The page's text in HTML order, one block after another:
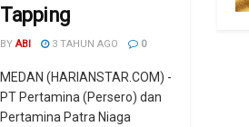
Tapping
BY ABI 3 TAHUN AGO 0
MEDAN (HARIANSTAR.COM) -
PT Pertamina (Persero) dan
Pertamina Patra Niaga